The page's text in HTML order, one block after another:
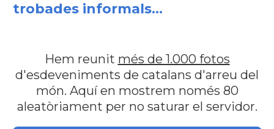
trobades informals...
Hem reunit més de 1.000 fotos
d'esdeveniments de catalans d'arreu del
món. Aquí en mostrem només 80
aleatòriament per no saturar el servidor.